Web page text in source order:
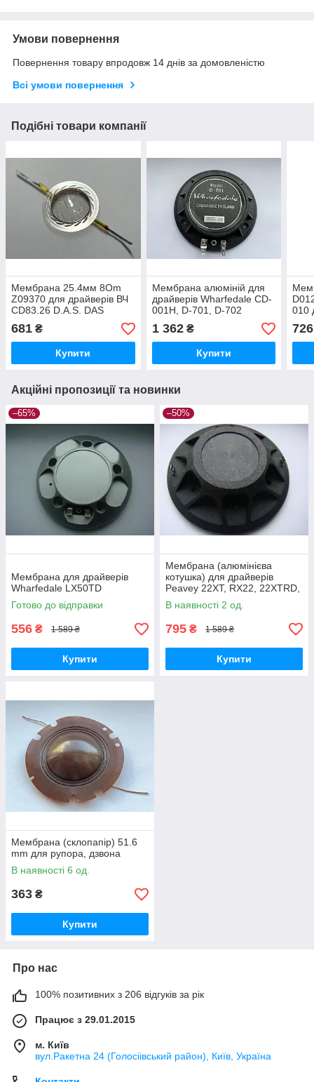
Умови повернення
Повернення товару впродовж 14 днів за домовленістю
Всі умови повернення
Подібні товари компанії
Мембрана 25.4мм 8Om
Z09370 для драйверів ВЧ
CD83.26 D.A.S. DAS
ARTEC 8,25,26,28 FBT
JOLLY 8, 12, 15 Series
681 ₴
Купити
Мембрана алюміній для
драйверів Wharfedale CD-
001H, D-701, D-702
Diaphragm For Titan 12,
Titan 15, LIX-C15M,
1 362₴
Купити
010
726
Акційні пропозиції та новинки
–65%
Мембрана для драйверів
Wharfedale LX50TD
Готово до відправки
556 ₴ 1 589 ₴
Купити
–50%
Мембрана (алюмінієва
котушка) для драйверів
Peavey 22XT, RX22, 22XTRD,
22A, 22T, 22XT +, 2200
В наявності 2 од.
795 ₴ 1 589 ₴
Купити
Мембрана (склопапір) 51.6
mm для рупора, дзвона
В наявності 6 од.
363 ₴
Купити
Про нас
100% позитивних з 206 відгуків за рік
Працює з 29.01.2015
м. Київ
вул.Ракетна 24 (Голосіівський район), Київ, Україна